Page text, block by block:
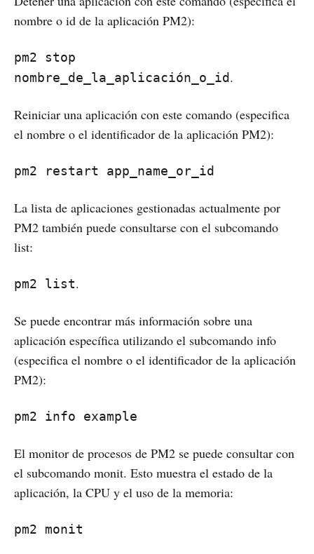
nombre o id de la aplicación PM2):
pm2 stop
nombre_de_la_aplicación_o_id.
Reiniciar una aplicación con este comando (especifica
el nombre o el identificador de la aplicación PM2):
pm2 restart app_name_or_id
La lista de aplicaciones gestionadas actualmente por
PM2 también puede consultarse con el subcomando
list:
pm2 list.
Se puede encontrar más información sobre una
aplicación específica utilizando el subcomando info
(especifica el nombre o el identificador de la aplicación
PM2):
pm2 info example
El monitor de procesos de PM2 se puede consultar con
el subcomando monit. Esto muestra el estado de la
aplicación, la CPU y el uso de la memoria:
pm2 monit